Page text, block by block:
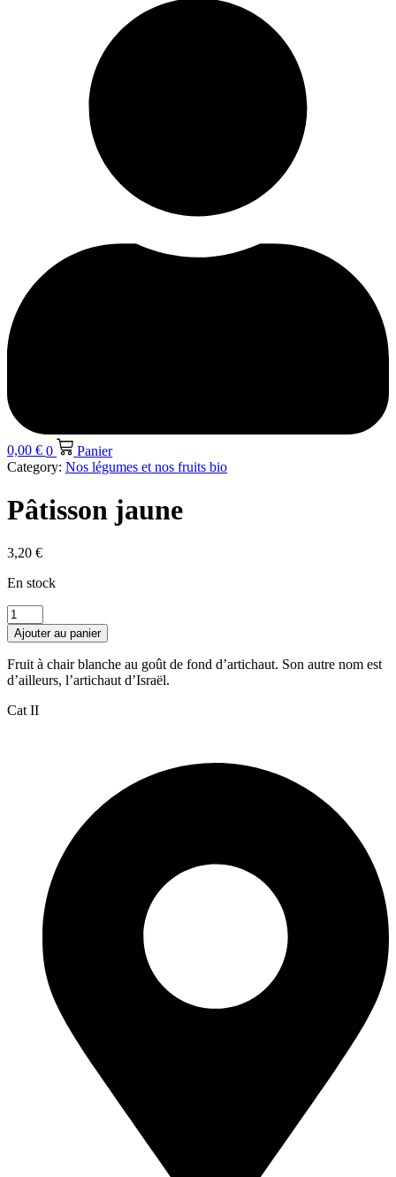
0,00 € 0
Panier
Category: Nos légumes et nos fruits bio
Pâtisson jaune
3,20 €
En stock
quantité
de
Pâtisson
jaune
Ajouter au panier
Fruit à chair blanche au goût de fond d’artichaut. Son autre nom est
d’ailleurs, l’artichaut d’Israël.
Cat II